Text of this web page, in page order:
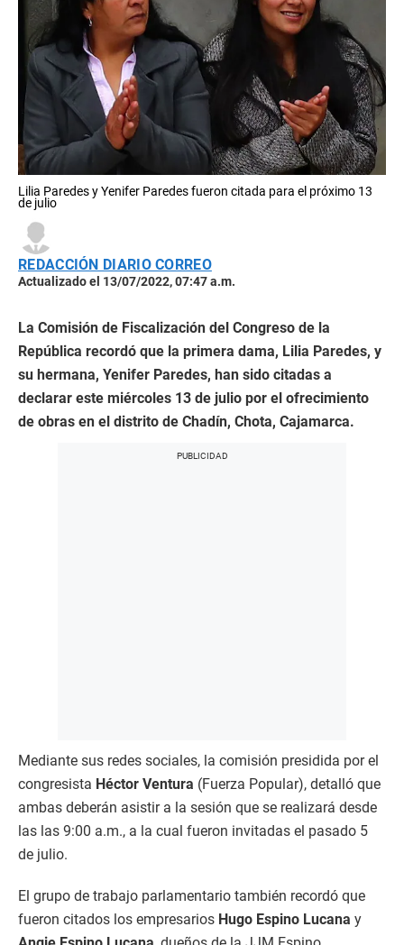
Lilia Paredes y Yenifer Paredes fueron citada para el próximo 13
de julio
REDACCIÓN DIARIO CORREO
Actualizado el 13/07/2022, 07:47 a.m.
La Comisión de Fiscalización del Congreso de la
República recordó que la primera dama, Lilia Paredes, y
su hermana, Yenifer Paredes, han sido citadas a
declarar este miércoles 13 de julio por el ofrecimiento
de obras en el distrito de Chadín, Chota, Cajamarca.
Mediante sus redes sociales, la comisión presidida por el
congresista Héctor Ventura (Fuerza Popular), detalló que
ambas deberán asistir a la sesión que se realizará desde
las las 9:00 a.m., a la cual fueron invitadas el pasado 5
de julio.
El grupo de trabajo parlamentario también recordó que
fueron citados los empresarios Hugo Espino Lucana y